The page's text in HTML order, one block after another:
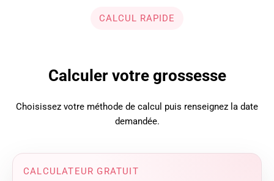
CALCUL RAPIDE
Calculer votre grossesse
Choisissez votre méthode de calcul puis renseignez la date
demandée.
CALCULATEUR GRATUIT